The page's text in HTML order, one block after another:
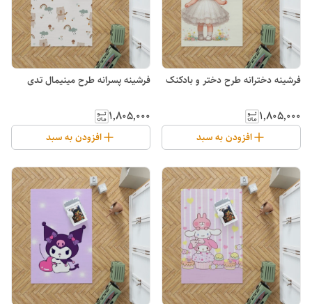
فرشینه دخترانه طرح دختر و بادکنک
۱٬۸۰۵٬۰۰۰
افزودن به سبد
فرشینه پسرانه طرح مینیمال تدی
۱٬۸۰۵٬۰۰۰
افزودن به سبد